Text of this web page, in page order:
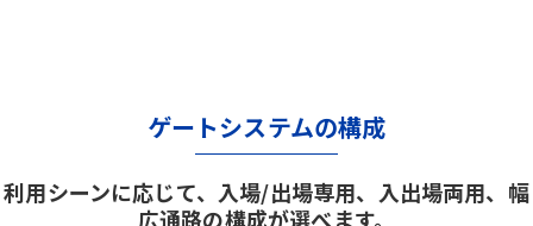
ゲートシステムの構成
利用シーンに応じて、入場/出場専用、入出場両用、幅
広通路の構成が選べます。